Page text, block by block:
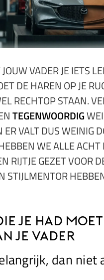
VADER JE IETS
DE HAREN OP JE
RECHTOP STAAN.
TEGENWOORDIG
ER VALT DUS WEINIG
WE ALLE ACHT
RIJTJE GEZET VOOR
STIJLMENTOR
je had
je vader
dan niet